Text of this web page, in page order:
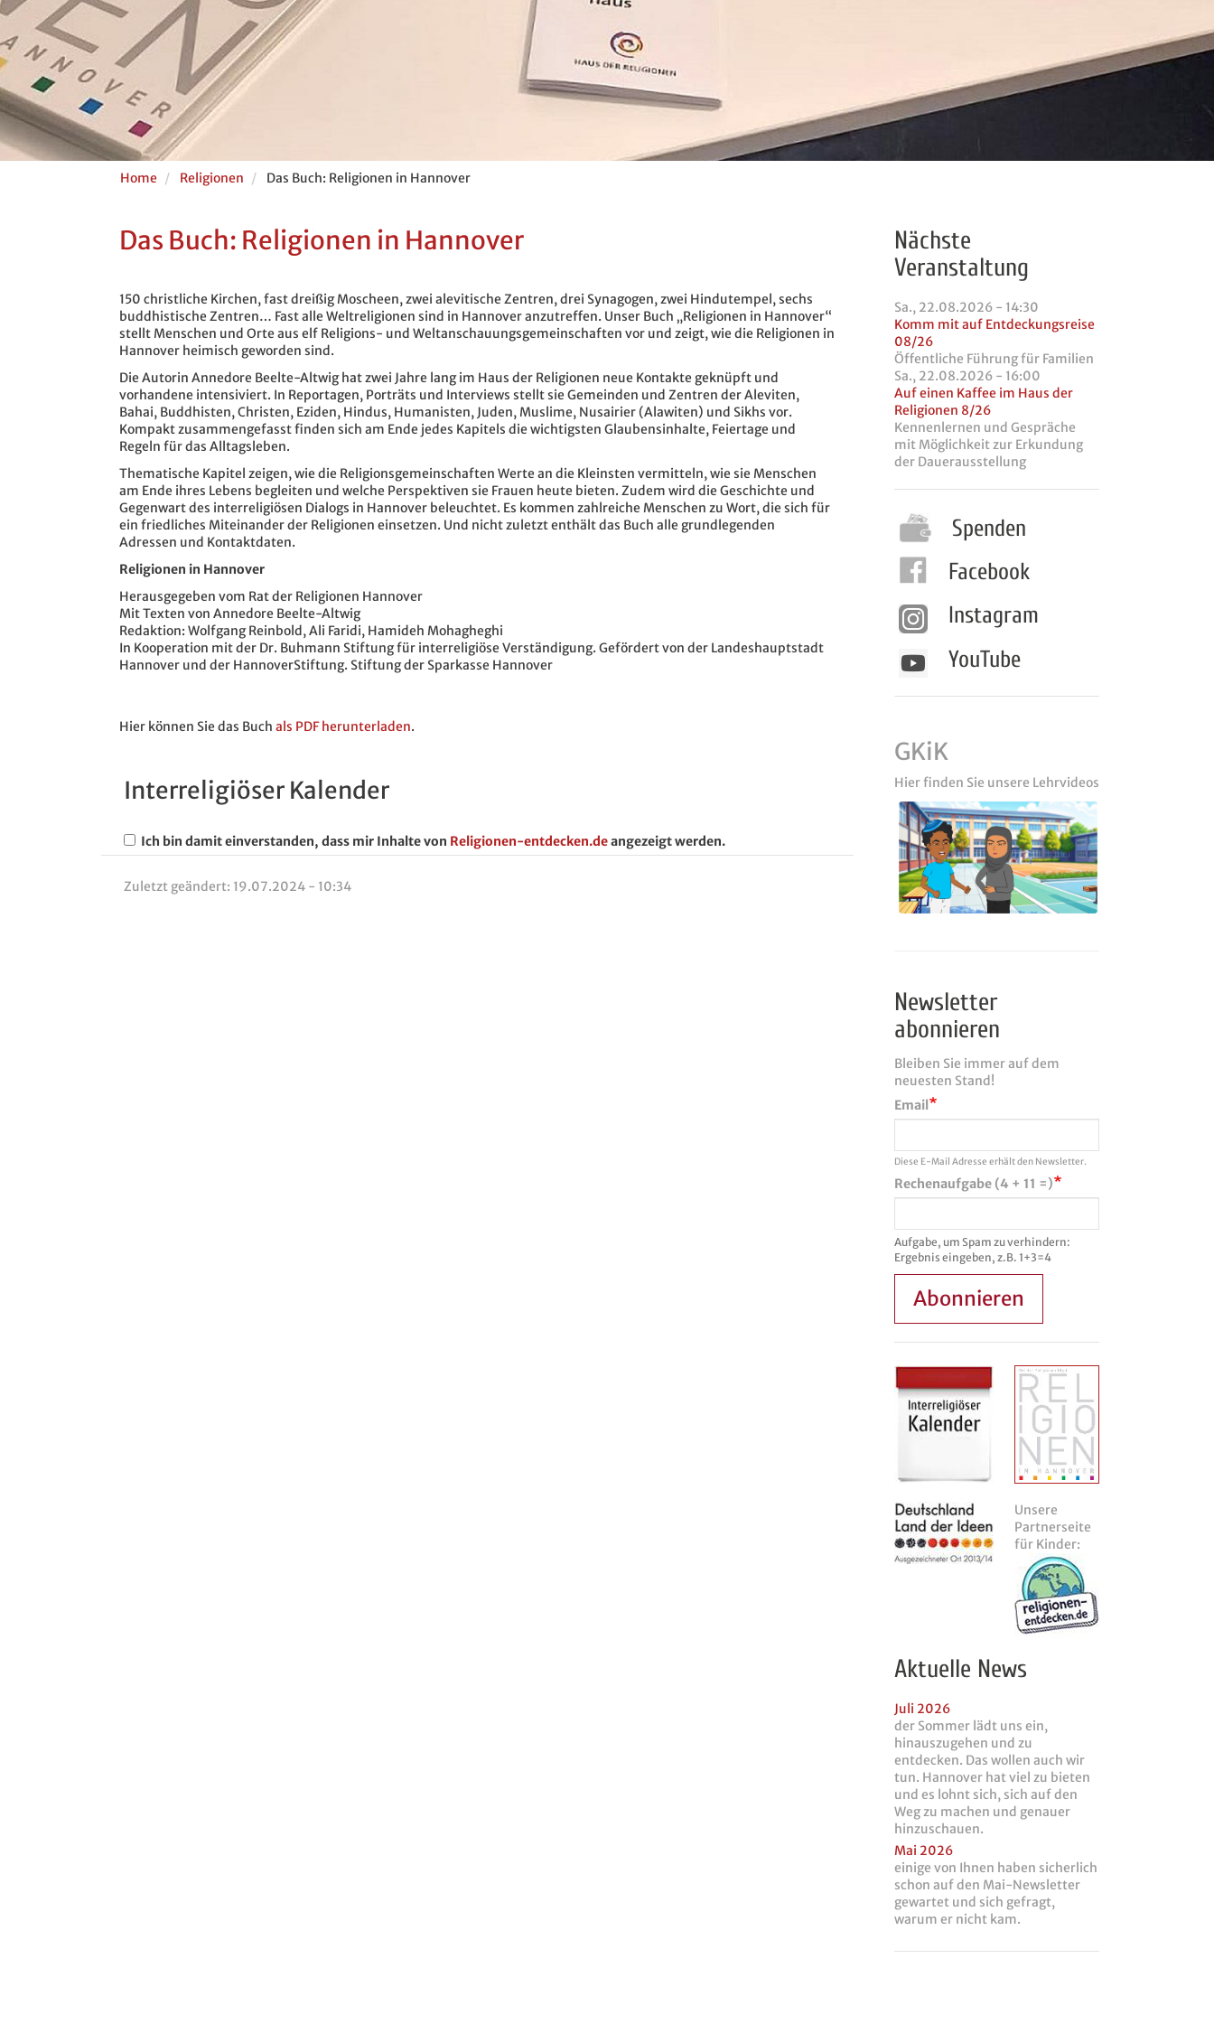
Home Religionen Das Buch: Religionen in Hannover
Das Buch: Religionen in Hannover
150 christliche Kirchen, fast dreißig Moscheen, zwei alevitische Zentren, drei Synagogen, zwei Hindutempel, sechs
buddhistische Zentren… Fast alle Weltreligionen sind in Hannover anzutreffen. Unser Buch „Religionen in Hannover“
stellt Menschen und Orte aus elf Religions- und Weltanschauungsgemeinschaften vor und zeigt, wie die Religionen in
Hannover heimisch geworden sind.
Die Autorin Annedore Beelte-Altwig hat zwei Jahre lang im Haus der Religionen neue Kontakte geknüpft und
vorhandene intensiviert. In Reportagen, Porträts und Interviews stellt sie Gemeinden und Zentren der Aleviten,
Bahai, Buddhisten, Christen, Eziden, Hindus, Humanisten, Juden, Muslime, Nusairier (Alawiten) und Sikhs vor.
Kompakt zusammengefasst finden sich am Ende jedes Kapitels die wichtigsten Glaubensinhalte, Feiertage und
Regeln für das Alltagsleben.
Thematische Kapitel zeigen, wie die Religionsgemeinschaften Werte an die Kleinsten vermitteln, wie sie Menschen
am Ende ihres Lebens begleiten und welche Perspektiven sie Frauen heute bieten. Zudem wird die Geschichte und
Gegenwart des interreligiösen Dialogs in Hannover beleuchtet. Es kommen zahlreiche Menschen zu Wort, die sich für
ein friedliches Miteinander der Religionen einsetzen. Und nicht zuletzt enthält das Buch alle grundlegenden
Adressen und Kontaktdaten.
Religionen in Hannover
Herausgegeben vom Rat der Religionen Hannover
Mit Texten von Annedore Beelte-Altwig
Redaktion: Wolfgang Reinbold, Ali Faridi, Hamideh Mohagheghi
In Kooperation mit der Dr. Buhmann Stiftung für interreligiöse Verständigung. Gefördert von der Landeshauptstadt
Hannover und der HannoverStiftung. Stiftung der Sparkasse Hannover
Hier können Sie das Buch als PDF herunterladen.
Interreligiöser Kalender
Ich bin damit einverstanden, dass mir Inhalte von Religionen-entdecken.deangezeigt werden.
Zuletzt geändert: 19.07.2024 - 10:34
Nächste
Veranstaltung
Sa., 22.08.2026 - 14:30
Komm mit auf Entdeckungsreise
08/26
Öffentliche Führung für Familien
Sa., 22.08.2026 - 16:00
Auf einen Kaffee im Haus der
Religionen 8/26
Kennenlernen und Gespräche
mit Möglichkeit zur Erkundung
der Dauerausstellung
Spenden
Facebook
Instagram
YouTube
GKiK
Hier finden Sie unsere Lehrvideos
Newsletter
abonnieren
Email
Diese E-Mail Adresse erhält den Newsletter.
Bleiben Sie immer auf dem
neuesten Stand!
Rechenaufgabe (4 + 11 =)
Aufgabe, um Spam zu verhindern:
Ergebnis eingeben, z.B. 1+3=4
Abonnieren
Unsere
Partnerseite
für Kinder:
Aktuelle News
Juli 2026
der Sommer lädt uns ein,
hinauszugehen und zu
entdecken. Das wollen auch wir
tun. Hannover hat viel zu bieten
und es lohnt sich, sich auf den
Weg zu machen und genauer
hinzuschauen.
Mai 2026
einige von Ihnen haben sicherlich
schon auf den Mai-Newsletter
gewartet und sich gefragt,
warum er nicht kam.